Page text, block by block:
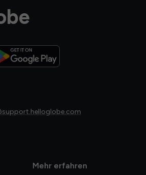
Mehr erfahren